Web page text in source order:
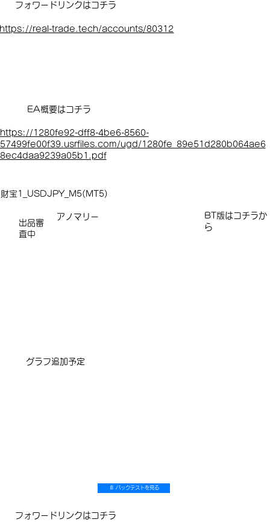
フォワードリンクはコチラ
https://real-trade.tech/accounts/80312
EA概要はコチラ
https://1280fe92-dff8-4be6-8560-
57499fe00f39.usrfiles.com/ugd/1280fe_89e51d280b064ae6
8ec4daa9239a05b1.pdf
フォワードリンクはコチラ
アノマリー
​​​BT版はコチラか
ら
出品審
査中
📄 バックテストを見る
財宝1_USDJPY_M5(MT5)
​グラフ追加予定